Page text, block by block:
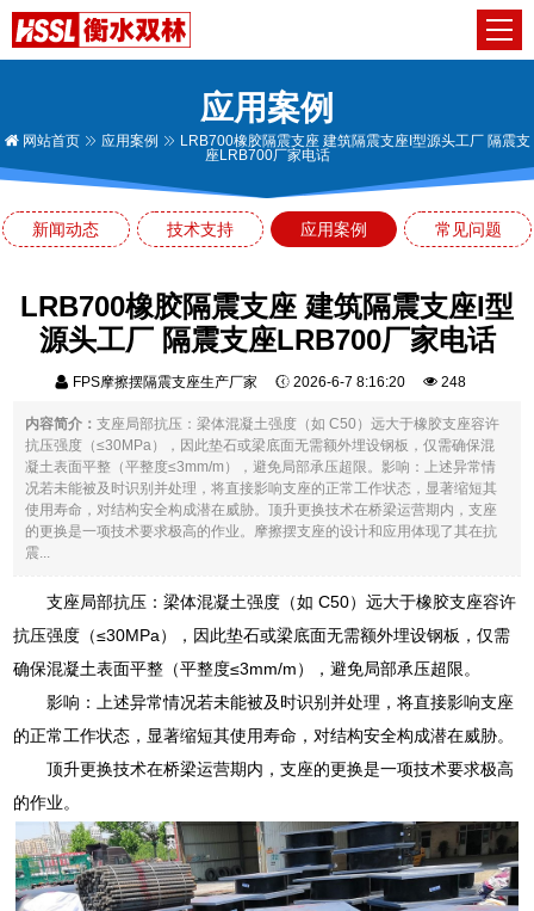
应用案例
网站首页 应用案例
LRB700橡胶隔震支座 建筑隔震支座I型源头工厂 隔震支
座LRB700厂家电话
新闻动态 技术支持 应用案例 常见问题
LRB700橡胶隔震支座 建筑隔震支座I型
源头工厂 隔震支座LRB700厂家电话
FPS摩擦摆隔震支座生产厂家 2026-6-7 8:16:20 248
内容简介：支座局部抗压：梁体混凝土强度（如 C50）远大于橡胶支座容许
抗压强度（≤30MPa），因此垫石或梁底面无需额外埋设钢板，仅需确保混
凝土表面平整（平整度≤3mm/m），避免局部承压超限。影响：上述异常情
况若未能被及时识别并处理，将直接影响支座的正常工作状态，显著缩短其
使用寿命，对结构安全构成潜在威胁。顶升更换技术在桥梁运营期内，支座
的更换是一项技术要求极高的作业。摩擦摆支座的设计和应用体现了其在抗
震...
支座局部抗压：梁体混凝土强度（如 C50）远大于橡胶支座容许
抗压强度（≤30MPa），因此垫石或梁底面无需额外埋设钢板，仅需
确保混凝土表面平整（平整度≤3mm/m），避免局部承压超限。
影响：上述异常情况若未能被及时识别并处理，将直接影响支座
的正常工作状态，显著缩短其使用寿命，对结构安全构成潜在威胁。
顶升更换技术在桥梁运营期内，支座的更换是一项技术要求极高
的作业。